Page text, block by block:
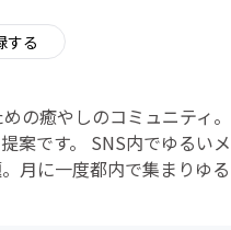
する
の癒やしのコミュニティ
です。 SNS内でゆるい
月に一度都内で集まりゆ